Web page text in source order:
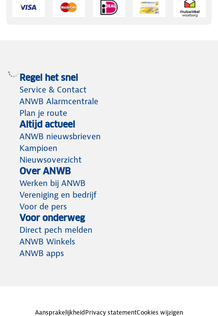
Regel het snel
Service & Contact
ANWB Alarmcentrale
Plan je route
Altijd actueel
ANWB nieuwsbrieven
Kampioen
Nieuwsoverzicht
Over ANWB
Werken bij ANWB
Vereniging en bedrijf
Voor de pers
Voor onderweg
Direct pech melden
ANWB Winkels
ANWB apps
AansprakelijkheidPrivacy statementCookies wijzigen